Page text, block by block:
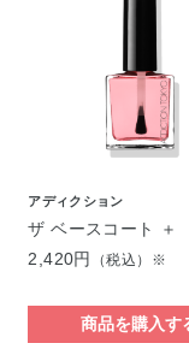
アディクション
ザ ベースコート ＋
2,420円
（税込）※
商品を購入す